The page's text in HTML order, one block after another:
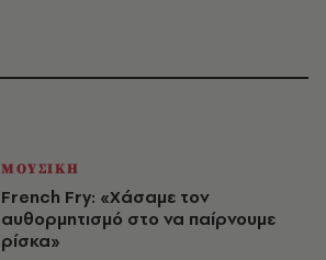
ΜΟΥΣΙΚΗ
French Fry: «Χάσαμε τον
αυθορμητισμό στο να παίρνουμε
ρίσκα»